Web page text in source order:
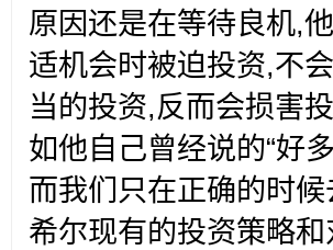
原因还是在等待良机,
适机会时被迫投资,不
当的投资,反而会损害
如他自己曾经说的“好
而我们只在正确的时
希尔现有的投资策略